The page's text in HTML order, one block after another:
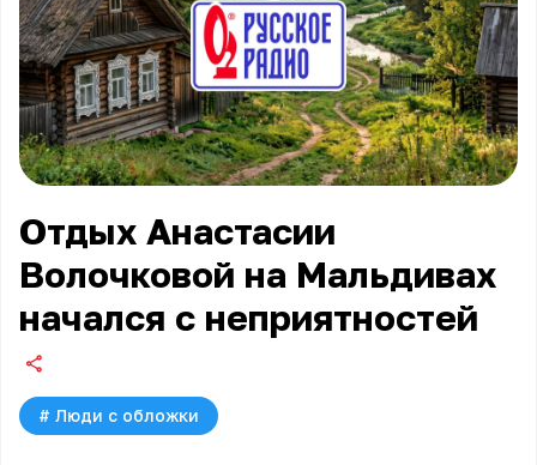
Отдых Анастасии
Волочковой на Мальдивах
начался с неприятностей
# Люди с обложки